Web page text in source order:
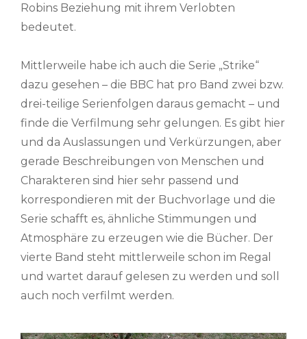
Robins Beziehung mit ihrem Verlobten
bedeutet.
Mittlerweile habe ich auch die Serie „Strike“
dazu gesehen – die BBC hat pro Band zwei bzw.
drei-teilige Serienfolgen daraus gemacht – und
finde die Verfilmung sehr gelungen. Es gibt hier
und da Auslassungen und Verkürzungen, aber
gerade Beschreibungen von Menschen und
Charakteren sind hier sehr passend und
korrespondieren mit der Buchvorlage und die
Serie schafft es, ähnliche Stimmungen und
Atmosphäre zu erzeugen wie die Bücher. Der
vierte Band steht mittlerweile schon im Regal
und wartet darauf gelesen zu werden und soll
auch noch verfilmt werden.